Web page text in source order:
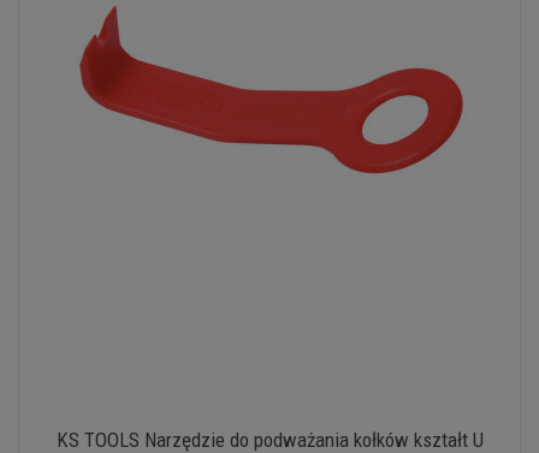
KS TOOLS Narzędzie do podważania kołków kształt U